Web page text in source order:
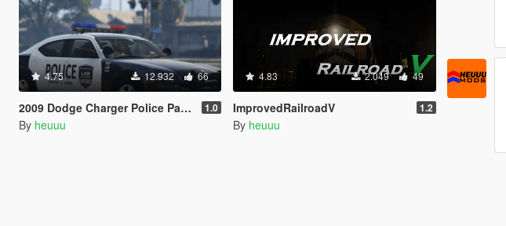
4.75 12.932 66
2009 Dodge Charger Police Package [Replace | Non ELS] 1.0
By heuuu
4.83 2.049 49
ImprovedRailroadV 1.2
By heuuu